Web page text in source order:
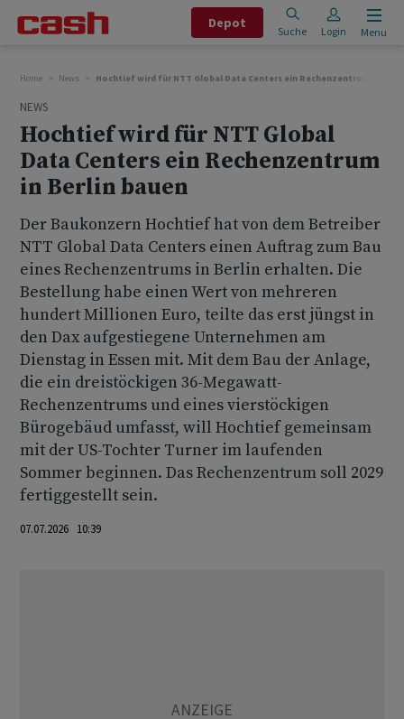
Depot
Suche Login Menu
Home News Hochtief wird für NTT Global Data Centers ein Rechenzentrum in
NEWS
Hochtief wird für NTT Global
Data Centers ein Rechenzentrum
in Berlin bauen
Der Baukonzern Hochtief hat von dem Betreiber
NTT Global Data Centers einen Auftrag zum Bau
eines Rechenzentrums in Berlin erhalten. Die
Bestellung habe einen Wert von mehreren
hundert Millionen Euro, teilte das erst jüngst in
den Dax aufgestiegene Unternehmen am
Dienstag in Essen mit. Mit dem Bau der Anlage,
die ein dreistöckigen 36-Megawatt-
Rechenzentrums und eines vierstöckigen
Bürogebäud umfasst, will Hochtief gemeinsam
mit der US-Tochter Turner im laufenden
Sommer beginnen. Das Rechenzentrum soll 2029
fertiggestellt sein.
07.07.2026 10:39